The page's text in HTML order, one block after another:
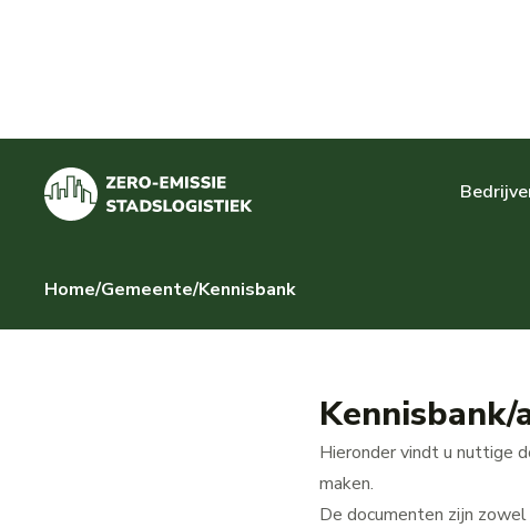
Home/Gemeente/Kennisbank
Kennisbank/
Hieronder vindt u nuttige
maken.
De documenten zijn